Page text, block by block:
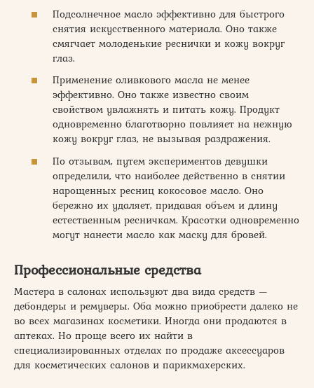
Подсолнечное масло эффективно для быстрого
снятия искусственного материала. Оно также
смягчает молоденькие реснички и кожу вокруг
глаз.
Применение оливкового масла не менее
эффективно. Оно также известно своим
свойством увлажнять и питать кожу. Продукт
одновременно благотворно повлияет на нежную
кожу вокруг глаз, не вызывая раздражения.
По отзывам, путем экспериментов девушки
определили, что наиболее действенно в снятии
нарощенных ресниц кокосовое масло. Оно
бережно их удаляет, придавая объем и длину
естественным ресничкам. Красотки одновременно
могут нанести масло как маску для бровей.
Профессиональные средства
Мастера в салонах используют два вида средств —
дебондеры и ремуверы. Оба можно приобрести далеко не
во всех магазинах косметики. Иногда они продаются в
аптеках. Но проще всего их найти в
специализированных отделах по продаже аксессуаров
для косметических салонов и парикмахерских.